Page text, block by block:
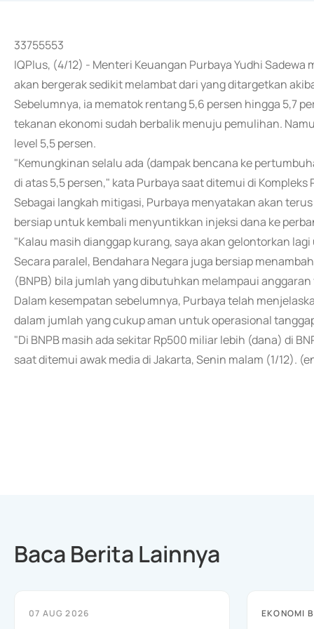
33755553
IQPlus, (4/12) - Menteri Keuangan Purbaya Yudhi
akan bergerak sedikit melambat dari yang ditargetkan
Sebelumnya, ia mematok rentang 5,6 persen hingga 5,7
tekanan ekonomi sudah berbalik menuju pemulihan.
level 5,5 persen.
"Kemungkinan selalu ada (dampak bencana ke
di atas 5,5 persen," kata Purbaya saat ditemui di Kompleks
Sebagai langkah mitigasi, Purbaya menyatakan akan
bersiap untuk kembali menyuntikkan injeksi dana ke
"Kalau masih dianggap kurang, saya akan gelontorkan
Secara paralel, Bendahara Negara juga bersiap
(BNPB) bila jumlah yang dibutuhkan melampaui anggaran
Dalam kesempatan sebelumnya, Purbaya telah
dalam jumlah yang cukup aman untuk operasional
"Di BNPB masih ada sekitar Rp500 miliar lebih (dana) di
saat ditemui awak media di Jakarta, Senin malam (1/12).
Baca Berita Lainnya
07 AUG 2026 EKONOMI